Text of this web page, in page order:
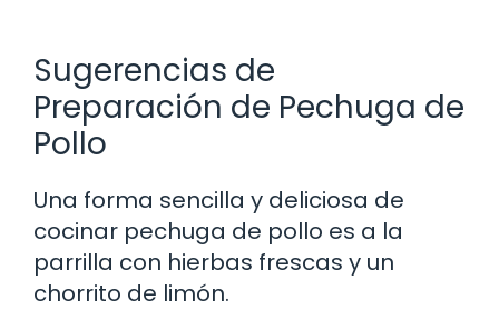
Sugerencias de
Preparación de Pechuga de
Pollo
Una forma sencilla y deliciosa de
cocinar pechuga de pollo es a la
parrilla con hierbas frescas y un
chorrito de limón.